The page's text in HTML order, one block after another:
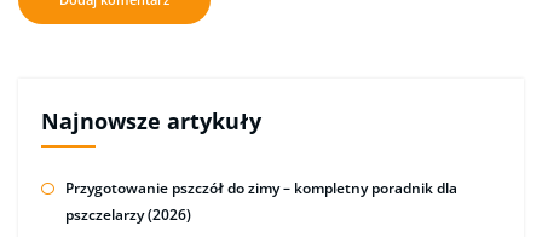
Najnowsze artykuły
Przygotowanie pszczół do zimy – kompletny poradnik dla
pszczelarzy (2026)